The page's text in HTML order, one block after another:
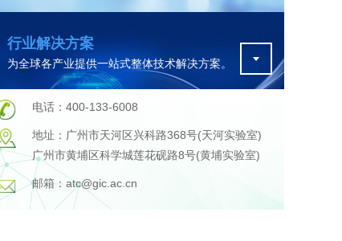
更多
更多
在线咨询
行业解决方案
为全球各产业提供一站式整体技术解决方案。
电话：400-133-6008
地址：广州市天河区兴科路368号(天河实验室)
广州市黄埔区科学城莲花砚路8号(黄埔实验室)
邮箱：atc@gic.ac.cn